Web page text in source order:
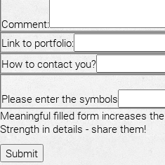
Comment:
Link to portfolio:
How to contact you?
Please enter the symbols
Meaningful filled form increases
Strength in details - share them!